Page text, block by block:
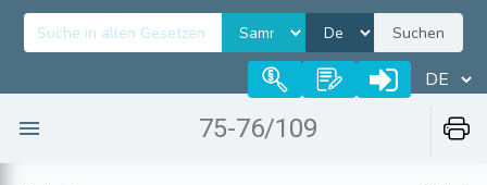
Suchen
75-76/109